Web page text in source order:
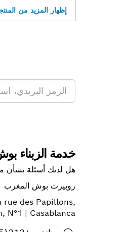
إظهار المزيد من
خدمة الزبناء
هل لديك أسئلة بشأن
روبيرت بوش المغرب
rue des Papillons,
N°1 | Casablanca